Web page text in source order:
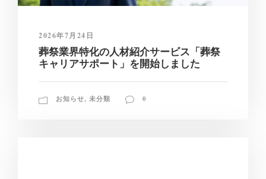
2026年7月24日
葬祭業界特化の人材紹介サービス「葬祭
キャリアサポート」を開始しました
お知らせ, 未分類 0